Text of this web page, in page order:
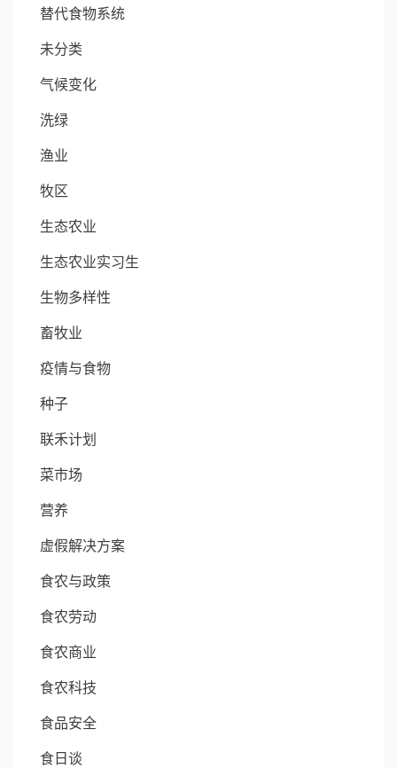
替代食物系统
未分类
气候变化
洗绿
渔业
牧区
生态农业
生态农业实习生
生物多样性
畜牧业
疫情与食物
种子
联禾计划
菜市场
营养
虚假解决方案
食农与政策
食农劳动
食农商业
食农科技
食品安全
食日谈